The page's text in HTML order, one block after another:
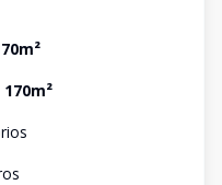
m²
170m²
s
s